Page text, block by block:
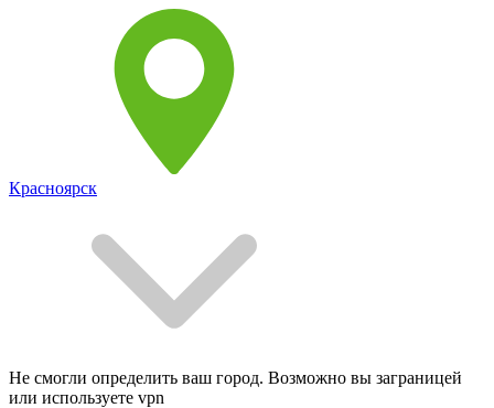
Красноярск
Не смогли определить ваш город. Возможно вы заграницей
или используете vpn